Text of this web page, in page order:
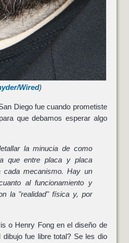
Wired)
Diego fue cuando prometiste
que debamos esperar algo
la minucia de como
que entre placa y placa
cada mecanismo. Hay un
al funcionamiento y
la "realidad" física y, por
o Henry Fong en el diseño de
fue libre total? Se les dio